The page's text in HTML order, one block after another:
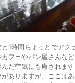
1時間ちょっとでアク
フェやパン屋さんな
だ空気にも癒されま
ありますが、ここは